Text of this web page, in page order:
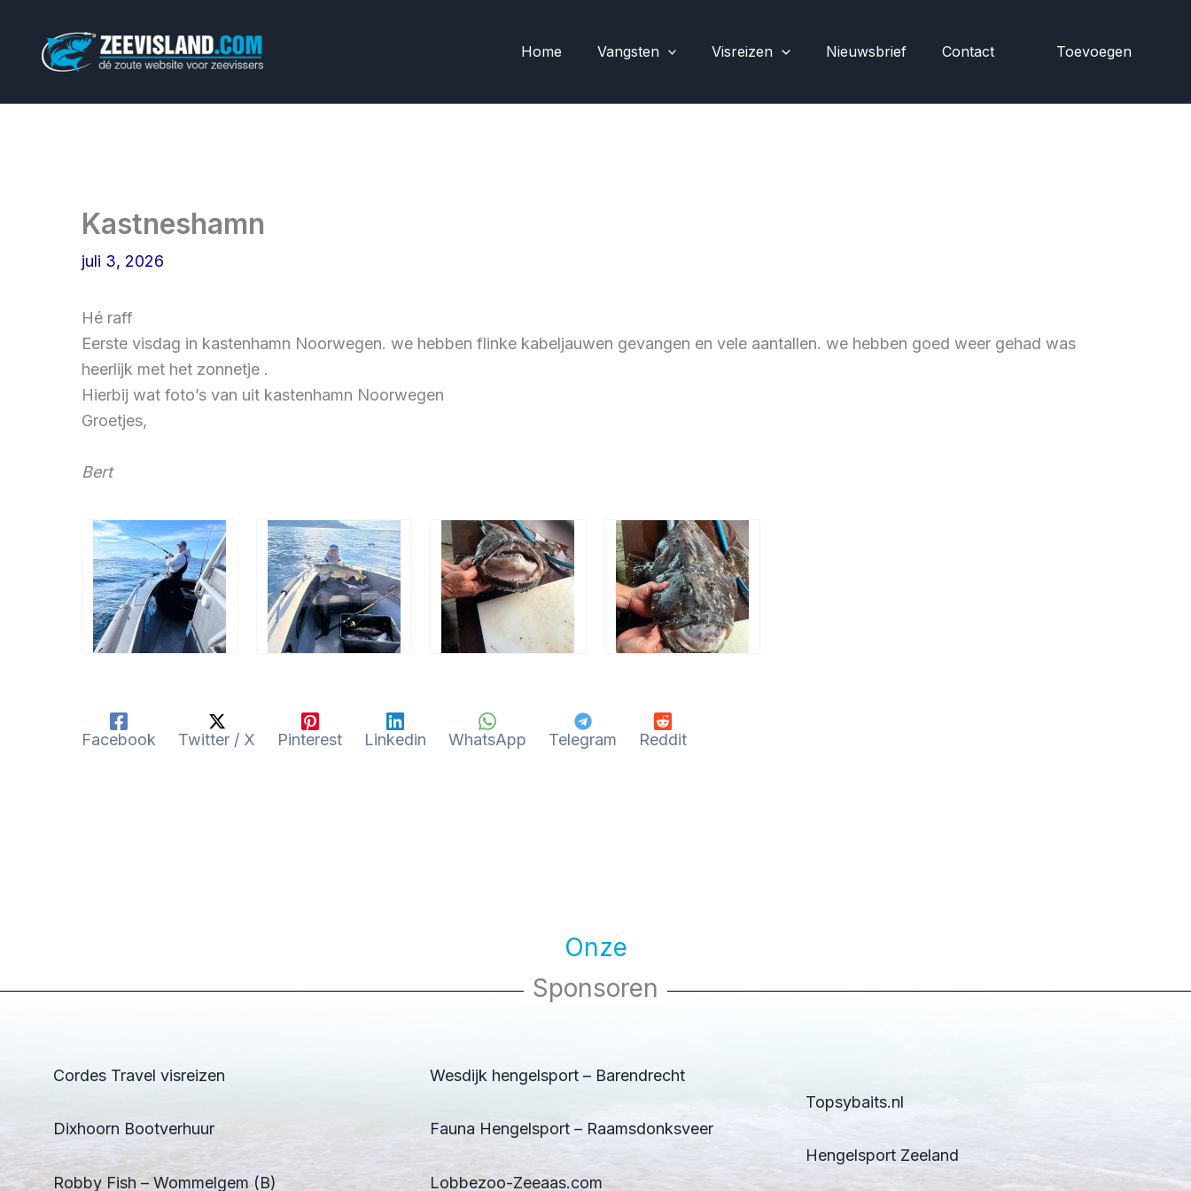
Home Vangsten Visreizen Nieuwsbrief Contact Toevoegen
Kastneshamn
juli 3, 2026
Hé raff
Eerste visdag in kastenhamn Noorwegen. we hebben flinke kabeljauwen gevangen en vele aantallen. we hebben goed weer gehad was
heerlijk met het zonnetje .
Hierbij wat foto’s van uit kastenhamn Noorwegen
Groetjes,
Bert
Facebook Twitter / X Pinterest Linkedin WhatsApp Telegram Reddit
Onze
Sponsoren
Cordes Travel visreizen
Dixhoorn Bootverhuur
Robby Fish – Wommelgem (B)
Wesdijk hengelsport – Barendrecht
Fauna Hengelsport – Raamsdonksveer
Lobbezoo-Zeeaas.com
Topsybaits.nl
Hengelsport Zeeland